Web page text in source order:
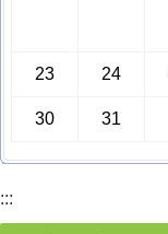
23 24
30 31
:::